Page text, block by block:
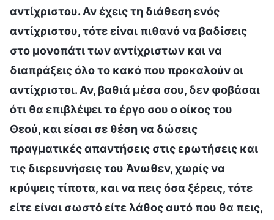
αντίχριστου. Αν έχεις τη διάθεση ενός
αντίχριστου, τότε είναι πιθανό να βαδίσεις
στο μονοπάτι των αντίχριστων και να
διαπράξεις όλο το κακό που προκαλούν οι
αντίχριστοι. Αν, βαθιά μέσα σου, δεν φοβάσαι
ότι θα επιβλέψει το έργο σου ο οίκος του
Θεού, και είσαι σε θέση να δώσεις
πραγματικές απαντήσεις στις ερωτήσεις και
τις διερευνήσεις του Άνωθεν, χωρίς να
κρύψεις τίποτα, και να πεις όσα ξέρεις, τότε
είτε είναι σωστό είτε λάθος αυτό που θα πεις,